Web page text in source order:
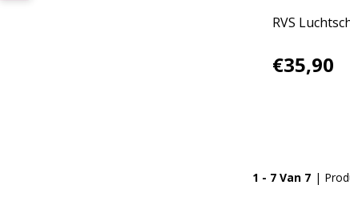
RVS
€35,90
1 - 7 Van 7 |